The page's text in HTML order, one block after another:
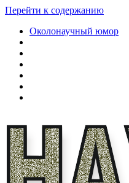
Перейти к содержанию
Околонаучный юмор